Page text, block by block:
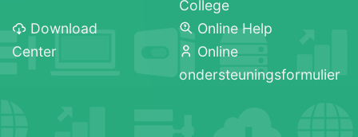
College
Download
Center
Online Help
Online
ondersteuningsformulier